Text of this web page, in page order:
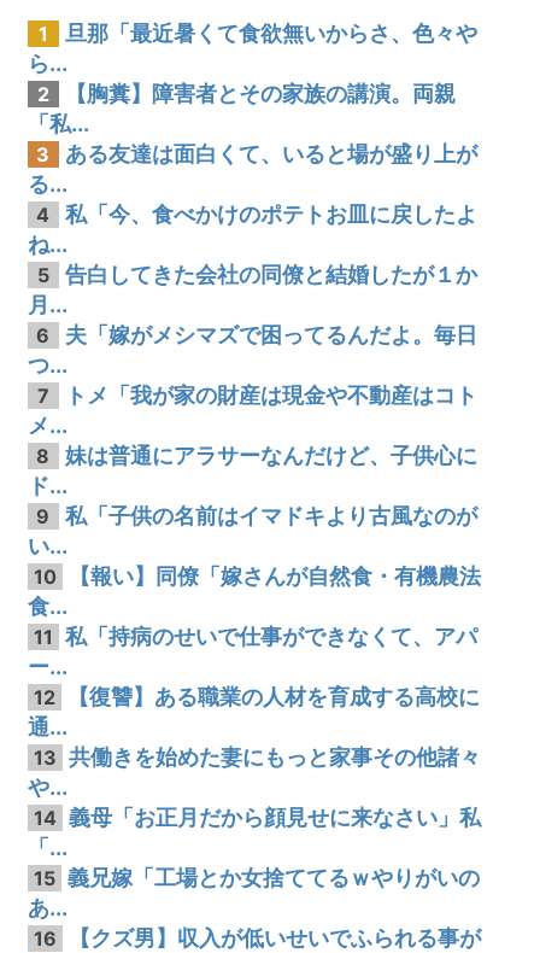
1
旦那「最近暑くて食欲無いからさ、色々や
ら...
2
【胸糞】障害者とその家族の講演。両親
「私...
3
ある友達は面白くて、いると場が盛り上が
る...
4
私「今、食べかけのポテトお皿に戻したよ
ね...
5
告白してきた会社の同僚と結婚したが１か
月...
6
夫「嫁がメシマズで困ってるんだよ。毎日
つ...
7
トメ「我が家の財産は現金や不動産はコト
メ...
8
妹は普通にアラサーなんだけど、子供心に
ド...
9
私「子供の名前はイマドキより古風なのが
い...
10
【報い】同僚「嫁さんが自然食・有機農法
食...
11
私「持病のせいで仕事ができなくて、アパ
ー...
12
【復讐】ある職業の人材を育成する高校に
通...
13 共働きを始めた妻にもっと家事その他諸々
や...
14 義母「お正月だから顔見せに来なさい」私
「...
15 義兄嫁「工場とか女捨ててるｗやりがいの
あ...
16
【クズ男】収入が低いせいでふられる事が